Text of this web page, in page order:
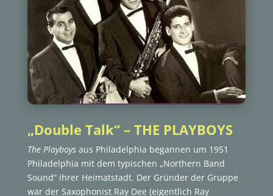
„Double Talk“ – THE PLAYBOYS
The Playboysaus Philadelphia begannen um 1951
Philadelphia mit dem typischen „Northern Band
Sound“ ihrer Heimatstadt. Der Gründer der Gruppe
war der Saxophonist Ray Dee (eigentlich Ray